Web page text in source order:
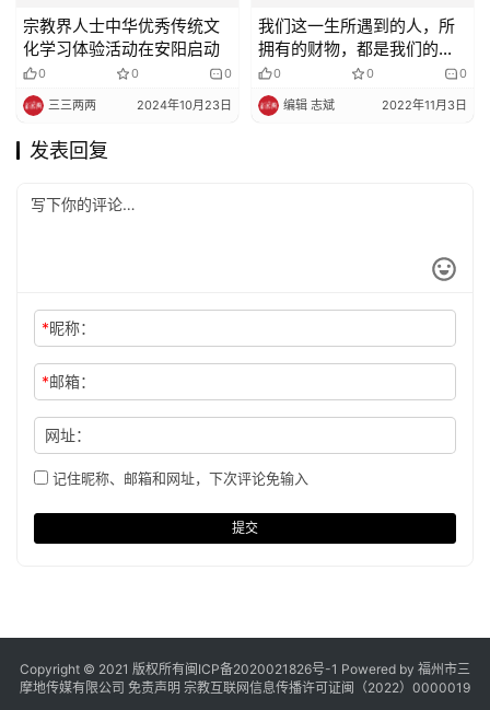
化学习体验活动在安阳启动
0 0
拥有的财物，都是我们的福
报，应该倍加珍惜。惜福之
人福常在，只有惜福的人，
才会有福。
0 0
*昵称：
*邮箱：
网址：
记住昵称、邮箱和网址，下次评论免输入
提交
Copyright © 2021 版权所有闽ICP备2020021826号-1 Powered by 福州市三
摩地传媒有限公司 免责声明 宗教互联网信息传播许可证闽（2022）0000019